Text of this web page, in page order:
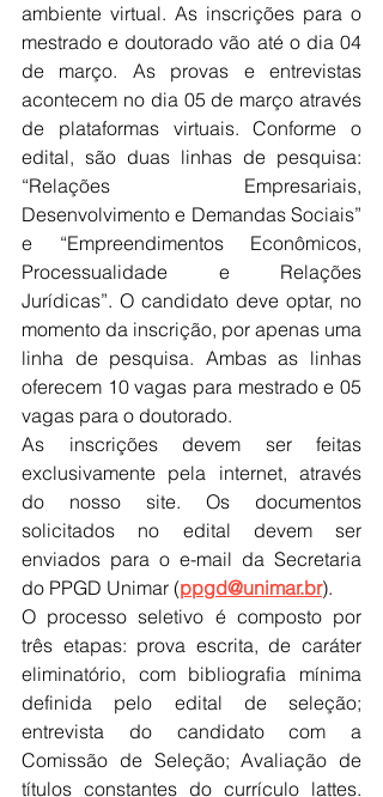
ambiente virtual. As inscrições para o
mestrado e doutorado vão até o dia 04
de março. As provas e entrevistas
acontecem no dia 05 de março através
de plataformas virtuais. Conforme o
edital, são duas linhas de pesquisa:
“Relações Empresariais,
Desenvolvimento e Demandas Sociais”
e “Empreendimentos Econômicos,
Processualidade e Relações
Jurídicas”. O candidato deve optar, no
momento da inscrição, por apenas uma
linha de pesquisa. Ambas as linhas
oferecem 10 vagas para mestrado e 05
vagas para o doutorado.
As inscrições devem ser feitas
exclusivamente pela internet, através
do nosso site. Os documentos
solicitados no edital devem ser
enviados para o e-mail da Secretaria
do PPGD Unimar (ppgd@unimar.br).
O processo seletivo é composto por
três etapas: prova escrita, de caráter
eliminatório, com bibliografia mínima
definida pelo edital de seleção;
entrevista do candidato com a
Comissão de Seleção; Avaliação de
títulos constantes do currículo lattes.